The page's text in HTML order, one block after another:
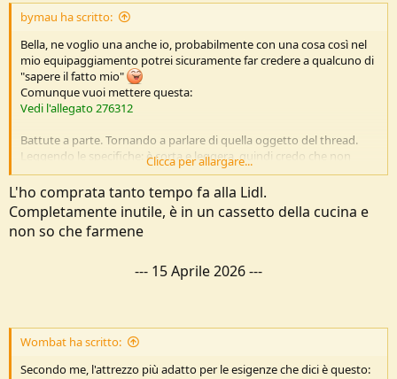
bymau ha scritto:
Bella, ne voglio una anche io, probabilmente con una cosa così nel
mio equipaggiamento potrei sicuramente far credere a qualcuno di
"sapere il fatto mio"
Comunque vuoi mettere questa:
Vedi l'allegato 276312
Battute a parte. Tornando a parlare di quella oggetto del thread.
Leggendo le specifiche: è corta e leggera, quindi credo che non
eccella negli impatti. Mi lascia perplesso il filo angolato, che è tanto
tactic-cool ma non capisco a cosa serva.
La cosa migliore secondo me, se si è interessati, è quella di
acquistarla e vedre come si comporta nei vari compiti. Il fatto che
non sia uno strumento "storico" mi suggerisce che c'è già di meglio
Clicca per allargare...
L'ho comprata tanto tempo fa alla Lidl.
Completamente inutile, è in un cassetto della cucina e
non so che farmene
--- 15 Aprile 2026---
Wombat ha scritto:
Secondo me, l'attrezzo più adatto per le esigenze che dici è questo: